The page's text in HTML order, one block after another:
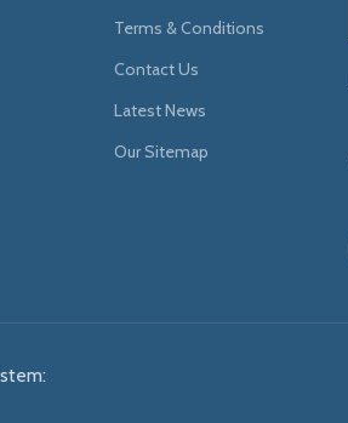
Terms & Conditions
Contact Us
Latest News
Our Sitemap